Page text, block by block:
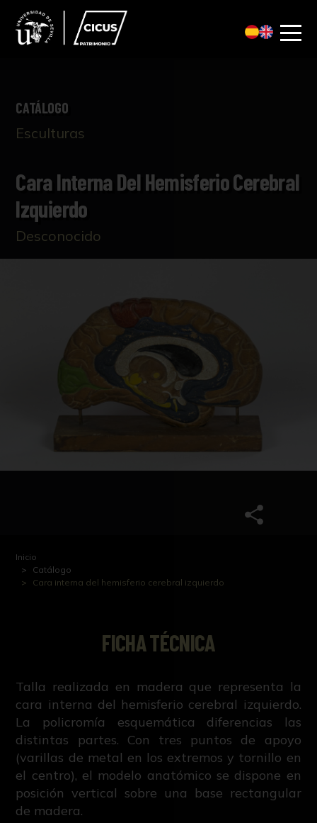
CATÁLOGO
Esculturas
Cara Interna Del Hemisferio Cerebral
Izquierdo
Desconocido
Inicio
Catálogo
Cara interna del hemisferio cerebral izquierdo
FICHA TÉCNICA
Talla realizada en madera que representa la
cara interna del hemisferio cerebral izquierdo.
La policromía esquemática diferencias las
distintas partes. Con tres puntos de apoyo
(varillas de metal en los extremos y tornillo en
el centro), el modelo anatómico se dispone en
posición vertical sobre una base rectangular
de madera.